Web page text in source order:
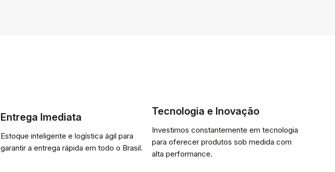
Entrega Imediata
Estoque inteligente e logística ágil para
garantir a entrega rápida em todo o Brasil.
Tecnologia e Inovação
Investimos constantemente em tecnologia
para oferecer produtos sob medida com
alta performance.